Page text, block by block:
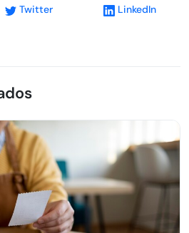
Twitter LinkedIn